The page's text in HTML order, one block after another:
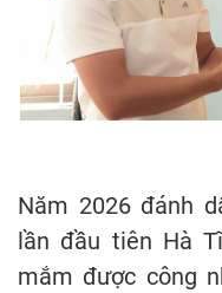
Năm 2026 đánh
lần đầu tiên Hà
mắm được công